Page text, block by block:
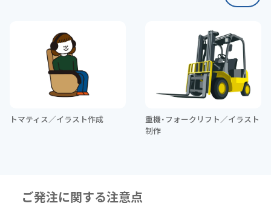
ご発注に関する注意点
トマティス／イラスト作成
重機・フォークリフト／イラスト
制作